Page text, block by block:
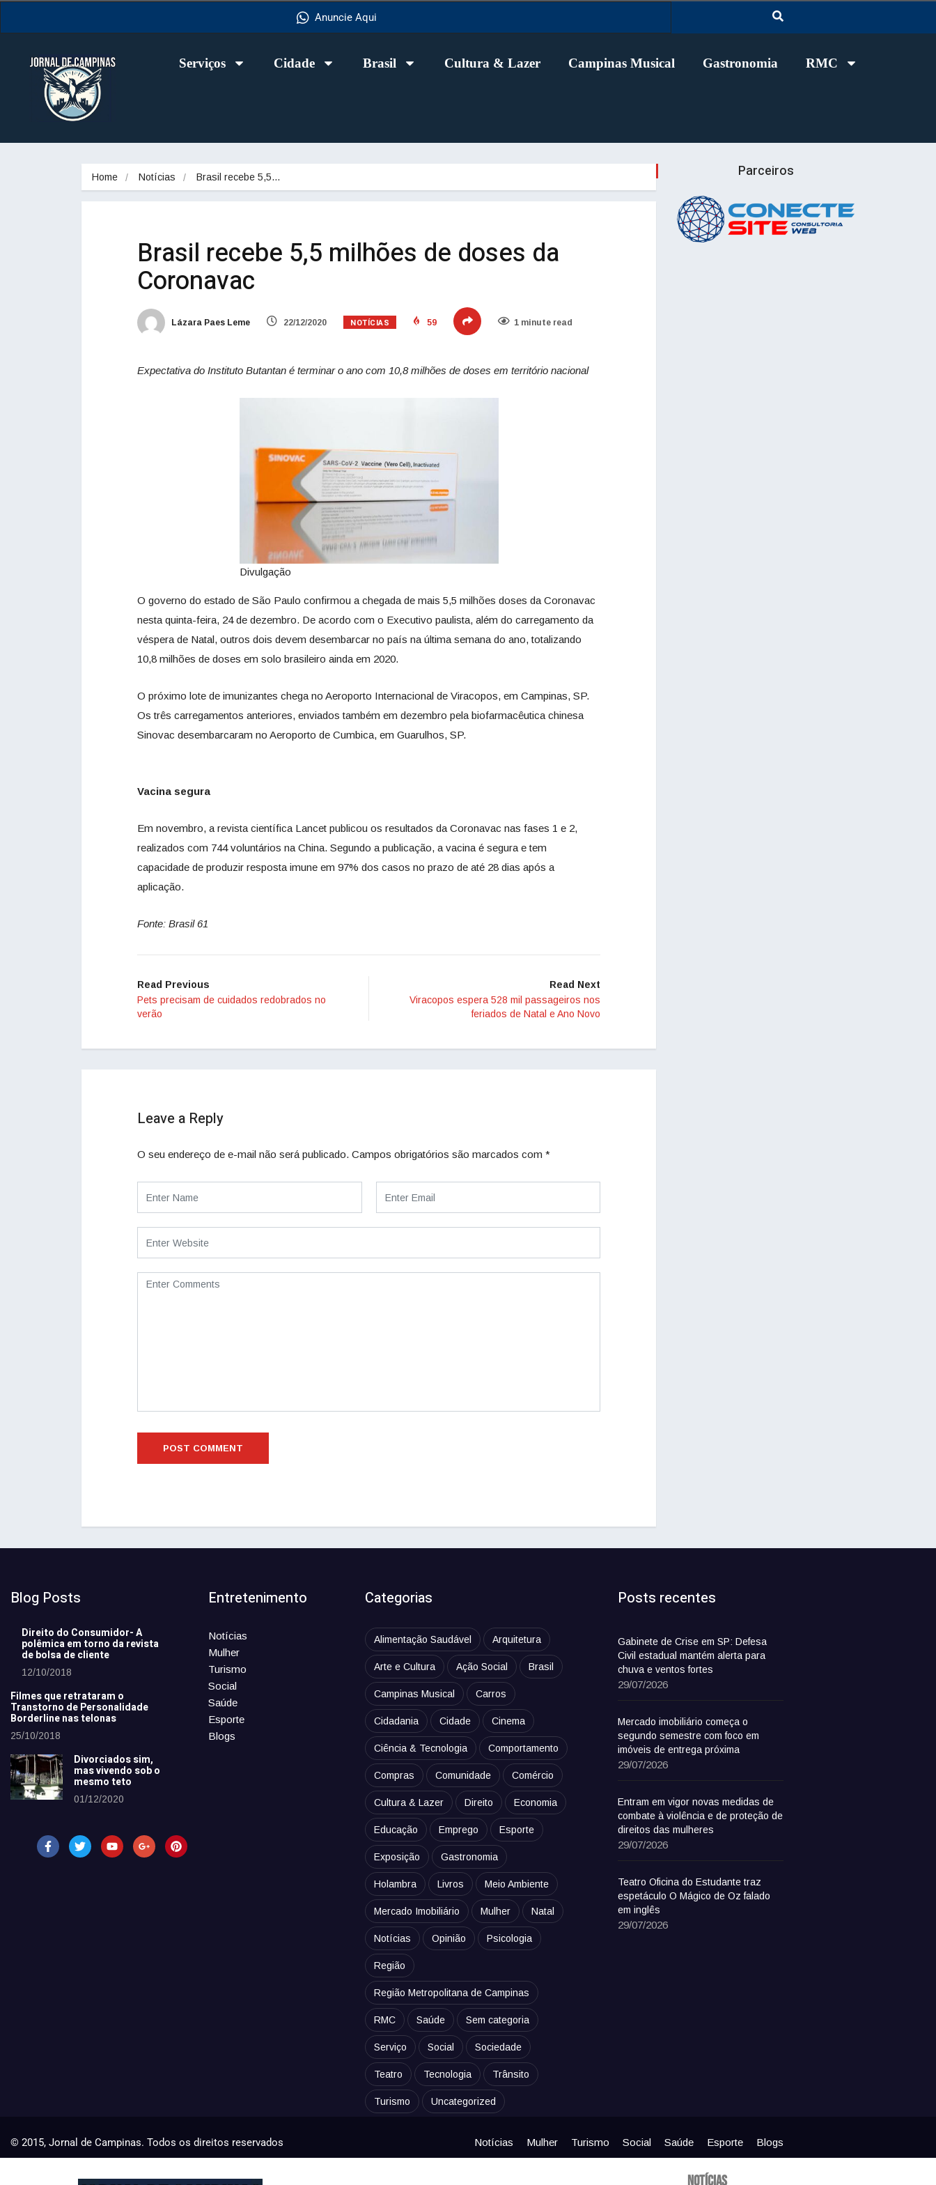
Anuncie Aqui
Serviços Cidade Brasil Cultura & Lazer Campinas Musical Gastronomia RMC
Home Notícias Brasil recebe 5,5…
Brasil recebe 5,5 milhões de doses da
Coronavac
Lázara Paes Leme 22/12/2020 NOTÍCIAS 59 1 minute read
Expectativa do Instituto Butantan é terminar o ano com 10,8 milhões de doses em território nacional
Divulgação
O governo do estado de São Paulo confirmou a chegada de mais 5,5 milhões doses da Coronavac
nesta quinta-feira, 24 de dezembro. De acordo com o Executivo paulista, além do carregamento da
véspera de Natal, outros dois devem desembarcar no país na última semana do ano, totalizando
10,8 milhões de doses em solo brasileiro ainda em 2020.
O próximo lote de imunizantes chega no Aeroporto Internacional de Viracopos, em Campinas, SP.
Os três carregamentos anteriores, enviados também em dezembro pela biofarmacêutica chinesa
Sinovac desembarcaram no Aeroporto de Cumbica, em Guarulhos, SP.
Vacina segura
Em novembro, a revista científica Lancet publicou os resultados da Coronavac nas fases 1 e 2,
realizados com 744 voluntários na China. Segundo a publicação, a vacina é segura e tem
capacidade de produzir resposta imune em 97% dos casos no prazo de até 28 dias após a
aplicação.
Fonte: Brasil 61
Read Previous
Pets precisam de cuidados redobrados no
verão
Read Next
Viracopos espera 528 mil passageiros nos
feriados de Natal e Ano Novo
Leave a Reply
O seu endereço de e-mail não será publicado. Campos obrigatórios são marcados com *
Parceiros
Blog Posts
Direito do Consumidor- A
polêmica em torno da revista
de bolsa de cliente
12/10/2018
Filmes que retrataram o
Transtorno de Personalidade
Borderline nas telonas
25/10/2018
Divorciados sim,
mas vivendo sob o
mesmo teto
01/12/2020
Entretenimento
Notícias
Mulher
Turismo
Social
Saúde
Esporte
Blogs
Categorias
Alimentação Saudável Arquitetura
Arte e Cultura Ação Social Brasil
Campinas Musical Carros
Cidadania Cidade Cinema
Ciência & Tecnologia Comportamento
Compras Comunidade Comércio
Cultura & Lazer Direito Economia
Educação Emprego Esporte
Exposição Gastronomia
Holambra Livros Meio Ambiente
Mercado Imobiliário Mulher Natal
Notícias Opinião Psicologia
Região
Região Metropolitana de Campinas
RMC Saúde Sem categoria
Serviço Social Sociedade
Teatro Tecnologia Trânsito
Turismo Uncategorized
Posts recentes
Gabinete de Crise em SP: Defesa
Civil estadual mantém alerta para
chuva e ventos fortes
29/07/2026
Mercado imobiliário começa o
segundo semestre com foco em
imóveis de entrega próxima
29/07/2026
Entram em vigor novas medidas de
combate à violência e de proteção de
direitos das mulheres
29/07/2026
Teatro Oficina do Estudante traz
espetáculo O Mágico de Oz falado
em inglês
29/07/2026
© 2015, Jornal de Campinas. Todos os direitos reservados Notícias Mulher Turismo Social Saúde Esporte Blogs
Notícias